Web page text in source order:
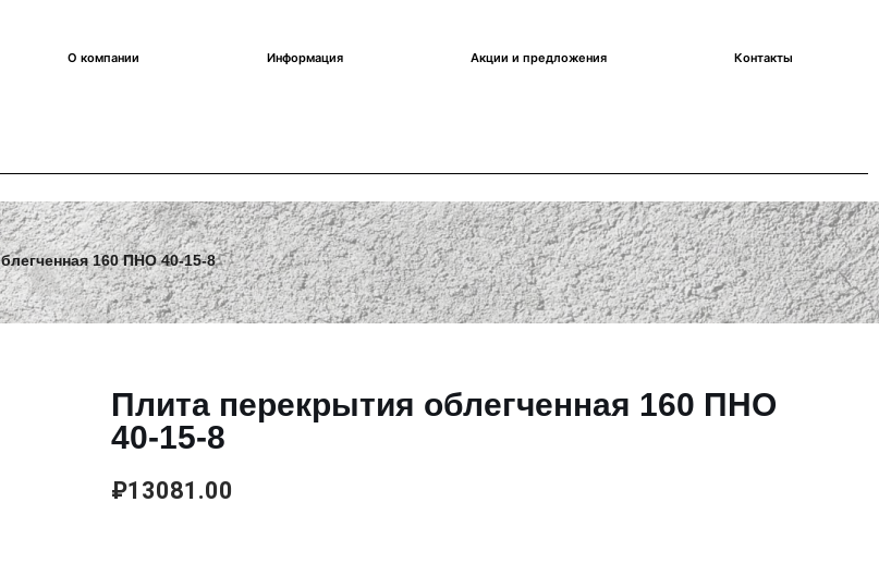
О компании Информация Акции и предложения Контакты
160 ПНО 40-15-8
Плита перекрытия облегченная 160 ПНО
40-15-8
₽13081.00